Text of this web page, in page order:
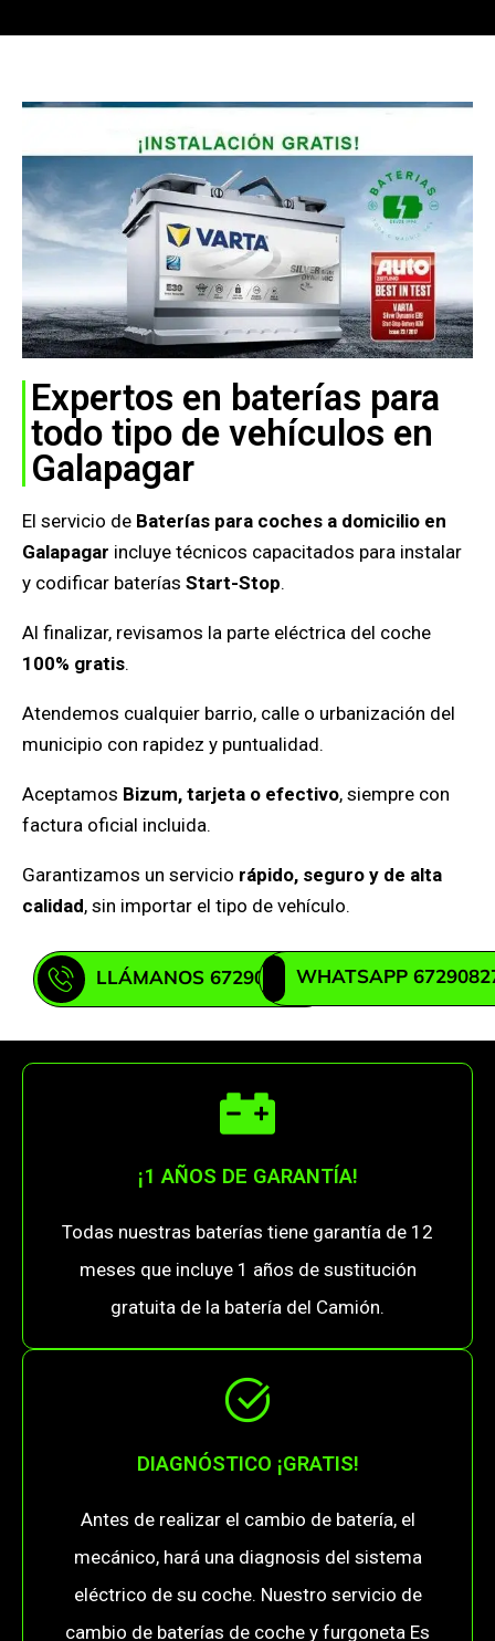
Expertos en baterías para
todo tipo de vehículos en
Galapagar
El servicio de Baterías para coches a domicilio en
Galapagar incluye técnicos capacitados para instalar
y codificar baterías Start-Stop.
Al finalizar, revisamos la parte eléctrica del coche
100% gratis.
Atendemos cualquier barrio, calle o urbanización del
municipio con rapidez y puntualidad.
Aceptamos Bizum, tarjeta o efectivo, siempre con
factura oficial incluida.
Garantizamos un servicio rápido, seguro y de alta
calidad, sin importar el tipo de vehículo.
LLÁMANOS 672908271WHATSAPP
¡1 AÑOS DE GARANTÍA!
Todas nuestras baterías tiene garantía de 12
meses que incluye 1 años de sustitución
gratuita de la batería del Camión.
DIAGNÓSTICO ¡GRATIS!
Antes de realizar el cambio de batería, el
mecánico, hará una diagnosis del sistema
eléctrico de su coche. Nuestro servicio de
cambio de baterías de coche y furgoneta Es